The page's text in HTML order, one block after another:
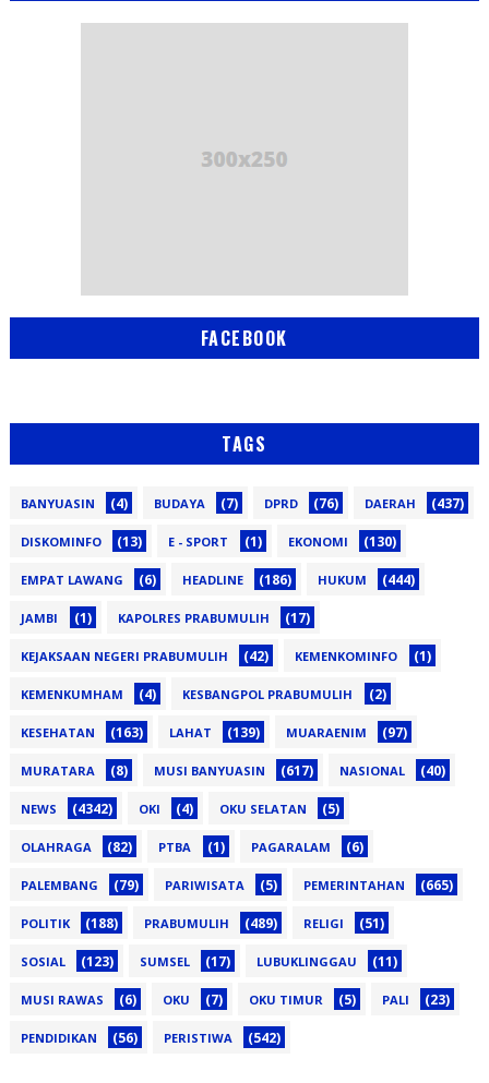
FACEBOOK
TAGS
BANYUASIN (4) BUDAYA (7) DPRD (76) DAERAH (437)
DISKOMINFO (13) E - SPORT (1) EKONOMI (130)
EMPAT LAWANG (6) HEADLINE (186) HUKUM (444)
JAMBI (1) KAPOLRES PRABUMULIH (17)
KEJAKSAAN NEGERI PRABUMULIH (42) KEMENKOMINFO (1)
KEMENKUMHAM (4) KESBANGPOL PRABUMULIH (2)
KESEHATAN (163) LAHAT (139) MUARAENIM (97)
MURATARA (8) MUSI BANYUASIN (617) NASIONAL (40)
NEWS (4342) OKI (4) OKU SELATAN (5)
OLAHRAGA (82) PTBA (1) PAGARALAM (6)
PALEMBANG (79) PARIWISATA (5) PEMERINTAHAN (665)
POLITIK (188) PRABUMULIH (489) RELIGI (51)
SOSIAL (123) SUMSEL (17) LUBUKLINGGAU (11)
MUSI RAWAS (6) OKU (7) OKU TIMUR (5) PALI (23)
PENDIDIKAN (56) PERISTIWA (542)